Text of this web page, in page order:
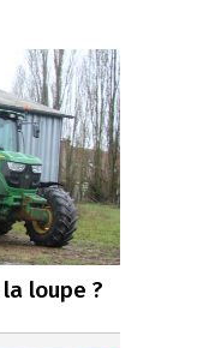
loupe ?